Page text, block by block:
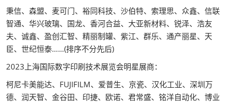
秉信、森盟、麦可门、裕同科技、沙伯特、索理思、众鑫、信联
智通、华兴玻璃、国龙、香河合益、大亚新材料、锐泽、浩友
夫、诚鑫、盈创汇智、精丽制罐、紫江、群乐、通产丽星、天
臣、世纪恒泰……(排序不分先后)
2023上海国际数字印刷技术展览会明星展商：
柯尼卡美能达、FUJIFILM、爱普生、京瓷、汉化工业、深圳万
德、润天智、金谷田、印捷、欧诺、君常盛、铭洋自动化、博业